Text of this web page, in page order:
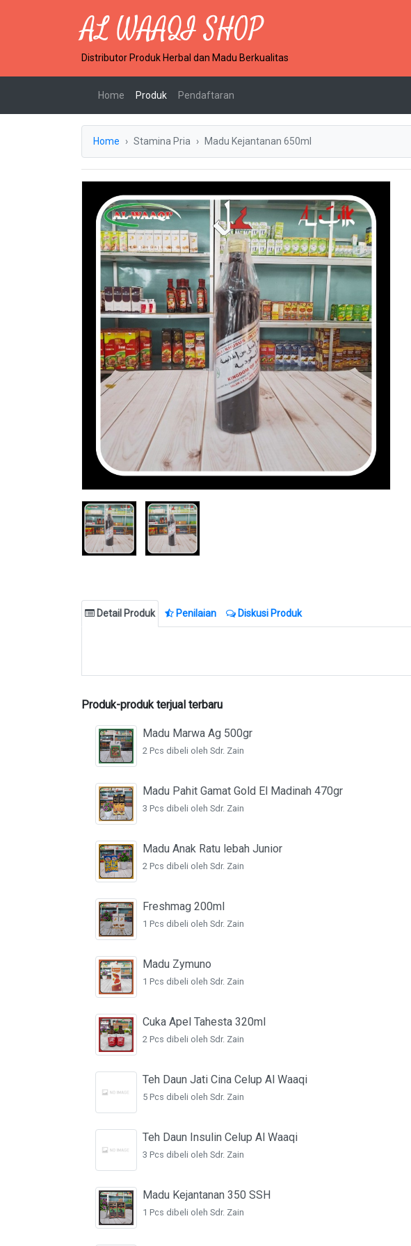
AL WAAQI SHOP
Distributor Produk Herbal dan Madu Berkualitas
Home (current)
Produk Pendaftaran
Home Stamina Pria Madu Kejantanan 650ml
Detail Produk Penilaian Diskusi Produk
Produk-produk terjual terbaru
Madu Marwa Ag 500gr
2 Pcs dibeli oleh Sdr. Zain
Madu Pahit Gamat Gold El Madinah 470gr
3 Pcs dibeli oleh Sdr. Zain
Madu Anak Ratu lebah Junior
2 Pcs dibeli oleh Sdr. Zain
Freshmag 200ml
1 Pcs dibeli oleh Sdr. Zain
Madu Zymuno
1 Pcs dibeli oleh Sdr. Zain
Cuka Apel Tahesta 320ml
2 Pcs dibeli oleh Sdr. Zain
Teh Daun Jati Cina Celup Al Waaqi
5 Pcs dibeli oleh Sdr. Zain
Teh Daun Insulin Celup Al Waaqi
3 Pcs dibeli oleh Sdr. Zain
Madu Kejantanan 350 SSH
1 Pcs dibeli oleh Sdr. Zain